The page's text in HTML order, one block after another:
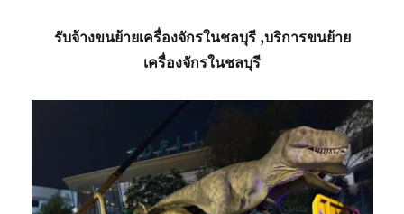
รับจ้างขนย้ายเครื่องจักรในชลบุรี,บริการขนย้าย
เครื่องจักรในชลบุรี